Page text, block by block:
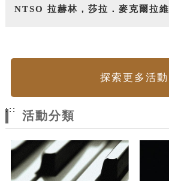
NTSO 拉赫林，莎拉．麥克爾拉
探索更多活動
:::
活動分類